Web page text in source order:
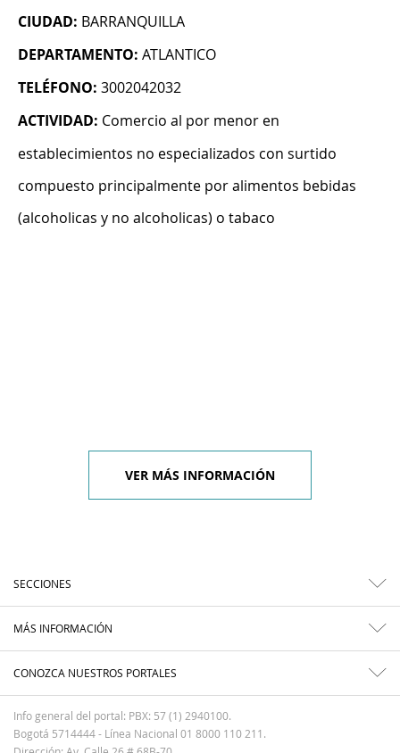
CIUDAD: BARRANQUILLA
DEPARTAMENTO: ATLANTICO
TELÉFONO: 3002042032
ACTIVIDAD: Comercio al por menor en
establecimientos no especializados con surtido
compuesto principalmente por alimentos bebidas
(alcoholicas y no alcoholicas) o tabaco
VER MÁS INFORMACIÓN
SECCIONES
MÁS INFORMACIÓN
CONOZCA NUESTROS PORTALES
Info general del portal: PBX: 57 (1) 2940100.
Bogotá 5714444 - Línea Nacional 01 8000 110 211.